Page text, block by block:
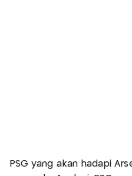
PSG yang akan hadapi